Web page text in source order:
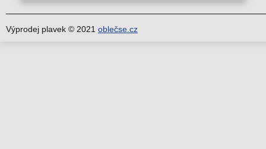
Výprodej plavek © 2021 oblečse.cz